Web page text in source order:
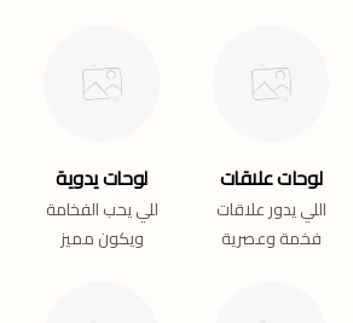
لوحات يدوية
للي يحب الفخامة
ويكون مميز
لوحات علاقات
اللي يدور علاقات
فخمة وعصرية